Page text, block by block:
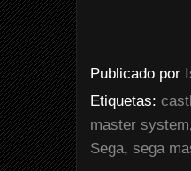
Publicado por
Etiquetas:
master system
Sega, sega